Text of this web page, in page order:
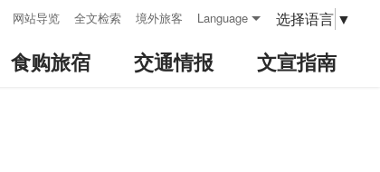
网站导览 全文检索 境外旅客 Language 选择语言 ▼
食购旅宿 交通情报 文宣指南